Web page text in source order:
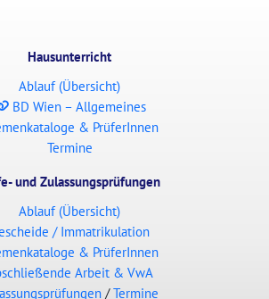
Hausunterricht
Ablauf (Übersicht)
BD Wien – Allgemeines
& PrüferInnen
Termine
und Zulassungsprüfungen
Ablauf (Übersicht)
/ Immatrikulation
& PrüferInnen
Arbeit & VwA
/Termine